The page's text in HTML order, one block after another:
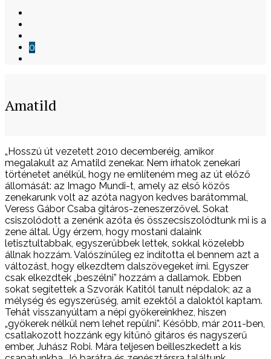
0
Amatild
Skip
to
content
„Hosszú út vezetett 2010 decemberéig, amikor
megalakult az Amatild zenekar. Nem írhatok zenekari
történetet anélkül, hogy ne említeném meg az út előző
állomását: az Imago Mundi-t, amely az első közös
zenekarunk volt az azóta nagyon kedves barátommal,
Veress Gábor Csaba gitáros-zeneszerzővel. Sokat
csiszolódott a zenénk azóta és összecsiszolódtunk mi is a
zene által. Úgy érzem, hogy mostani dalaink
letisztultabbak, egyszerűbbek lettek, sokkal közelebb
állnak hozzám. Valószínűleg ez indította el bennem azt a
változást, hogy elkezdtem dalszövegeket írni. Egyszer
csak elkezdtek „beszélni” hozzám a dallamok. Ebben
sokat segítettek a Szvorák Katitól tanult népdalok; az a
mélység és egyszerűség, amit ezektől a daloktól kaptam.
Tehát visszanyúltam a népi gyökereinkhez, hiszen
„gyökerek nélkül nem lehet repülni”. Később, már 2011-ben,
csatlakozott hozzánk egy kitűnő gitáros és nagyszerű
ember, Juhász Robi. Mára teljesen beilleszkedett a kis